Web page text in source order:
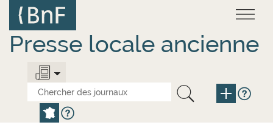
contenu
principal
Presse locale ancienne
Panneau de gestion des cookies